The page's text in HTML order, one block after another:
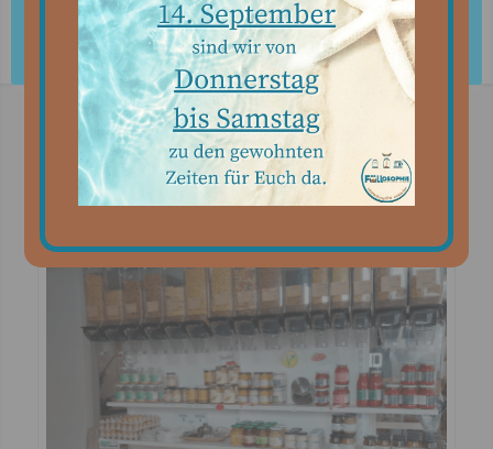
Okay!